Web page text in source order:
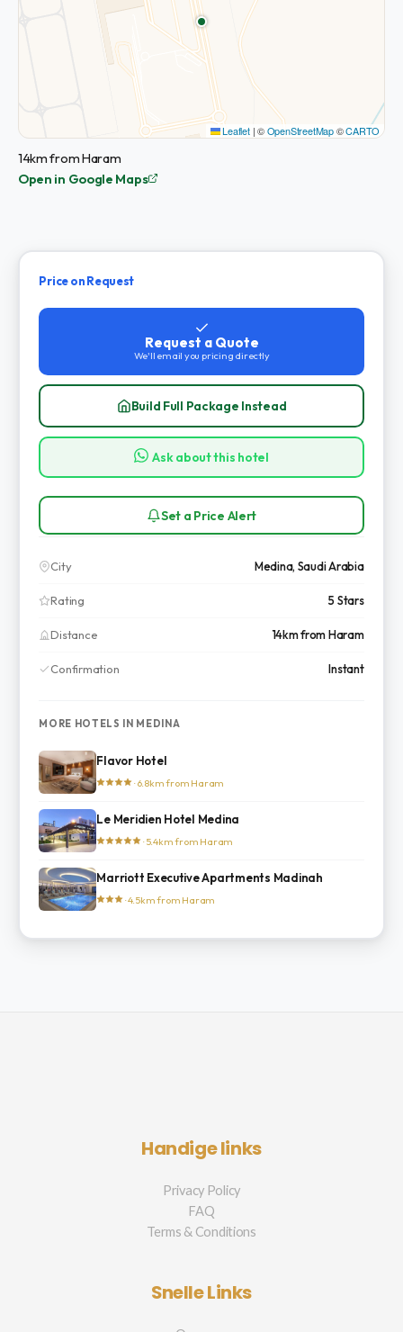
Leaflet |©OpenStreetMap©CARTO
14km from Haram
Open in Google Maps
Price on Request
Request a Quote
We'll email you pricing directly
Build Full Package Instead
Ask about this hotel
Set a Price Alert
City Medina, Saudi Arabia
Rating 5 Stars
Distance 14km from Haram
Confirmation Instant
MORE HOTELS IN MEDINA
Flavor Hotel
· 6.8km from Haram
Le Meridien Hotel Medina
· 5.4km from Haram
Marriott Executive Apartments Madinah
· 4.5km from Haram
Handige links
Privacy Policy
FAQ
Terms & Conditions
Snelle Links